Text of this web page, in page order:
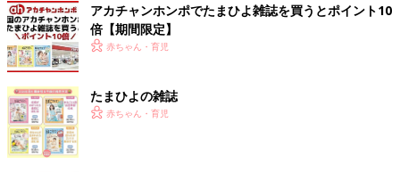
アカチャンホンポでたまひよ雑誌を買うとポイント10
倍【期間限定】
赤ちゃん・育児
たまひよの雑誌
赤ちゃん・育児